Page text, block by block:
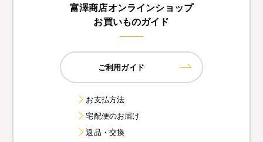
富澤商店オンラインショップ
お買いものガイド
ご利用ガイド
お支払方法
宅配便のお届け
返品・交換